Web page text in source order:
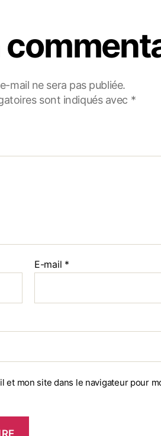
mail ne sera pas publiée.
sont indiqués avec *
E-mail *
et mon site dans le navigateur pour